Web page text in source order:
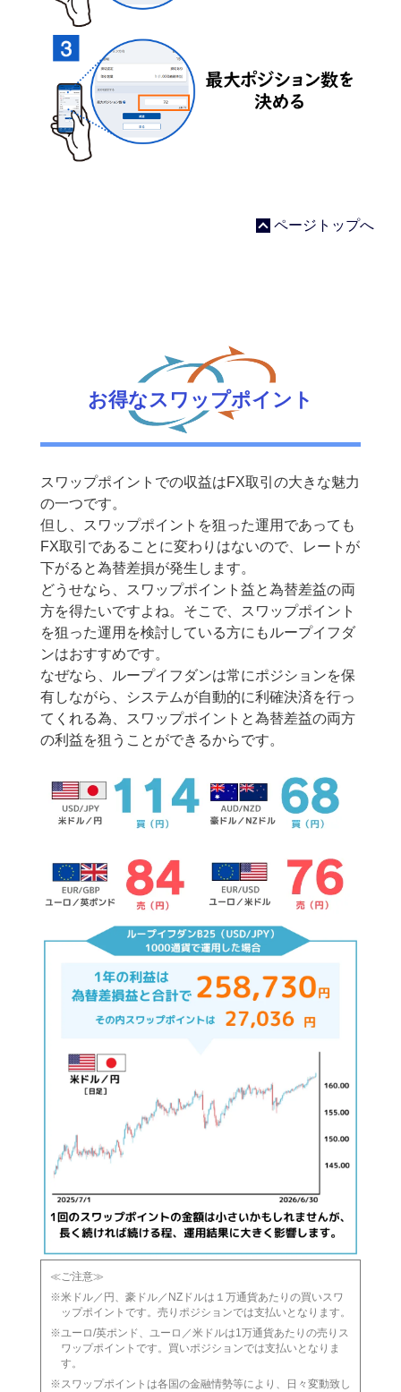
ページトップへ
お得なスワップポイント
スワップポイントでの収益はFX取引の大きな魅力
の一つです。
但し、スワップポイントを狙った運用であっても
FX取引であることに変わりはないので、レートが
下がると為替差損が発生します。
どうせなら、スワップポイント益と為替差益の両
方を得たいですよね。そこで、スワップポイント
を狙った運用を検討している方にもループイフダ
ンはおすすめです。
なぜなら、ループイフダンは常にポジションを保
有しながら、システムが自動的に利確決済を行っ
てくれる為、スワップポイントと為替差益の両方
の利益を狙うことができるからです。
≪ご注意≫
米ドル／円、豪ドル／NZドルは１万通貨あたりの買いスワ
ップポイントです。売りポジションでは支払いとなります。
ユーロ/英ポンド、ユーロ／米ドルは1万通貨あたりの売りス
ワップポイントです。買いポジションでは支払いとなりま
す。
スワップポイントは各国の金融情勢等により、日々変動致し